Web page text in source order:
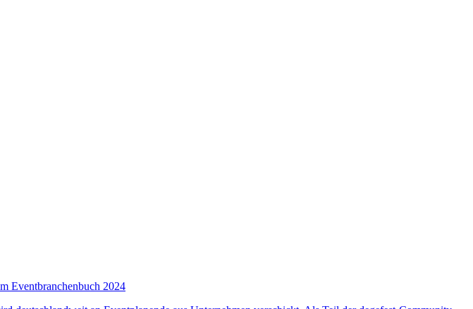
Eventbranchenbuch 2024